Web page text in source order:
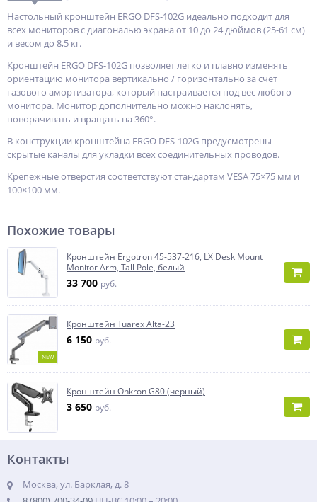
Настольный кронштейн ERGO DFS-102G идеально подходит для
всех мониторов с диагональю экрана от 10 до 24 дюймов (25-61 см)
и весом до 8,5 кг.
Кронштейн ERGO DFS-102G позволяет легко и плавно изменять
ориентацию монитора вертикально / горизонтально за счет
газового амортизатора, который настраивается под вес любого
монитора. Монитор дополнительно можно наклонять,
поворачивать и вращать на 360°.
В конструкции кронштейна ERGO DFS-102G предусмотрены
скрытые каналы для укладки всех соединительных проводов.
Крепежные отверстия соответствуют стандартам VESA 75×75 мм и
100×100 мм.
Похожие товары
Кронштейн Ergotron 45-537-216, LX Desk Mount
Monitor Arm, Tall Pole, белый
33 700 руб.
NEW
Кронштейн Tuarex Alta-23
6 150 руб.
Кронштейн Onkron G80 (чёрный)
3 650 руб.
Контакты
Москва, ул. Барклая, д. 8